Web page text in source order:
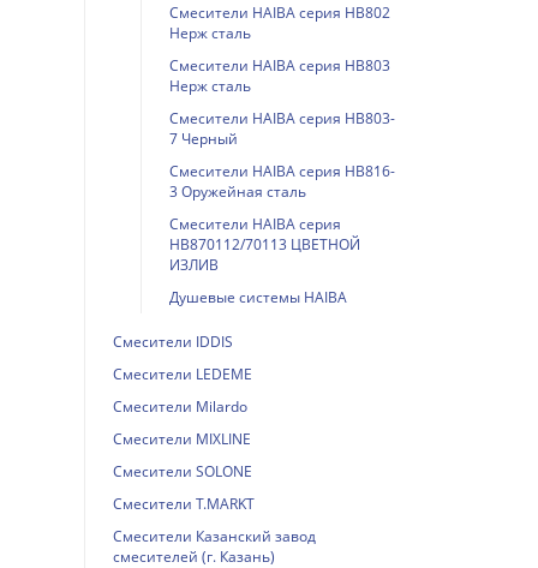
Смесители HAIBA серия HB802
Нерж сталь
Смесители HAIBA серия HB803
Нерж сталь
Смесители HAIBA серия HB803-
7 Черный
Смесители HAIBA серия HB816-
3 Оружейная сталь
Смесители HAIBA серия
HB870112/70113 ЦВЕТНОЙ
ИЗЛИВ
Душевые системы HAIBA
Смесители IDDIS
Смесители LEDEME
Смесители Milardo
Смесители MIXLINE
Смесители SOLONE
Смесители T.MARKT
Смесители Казанский завод
смесителей (г. Казань)